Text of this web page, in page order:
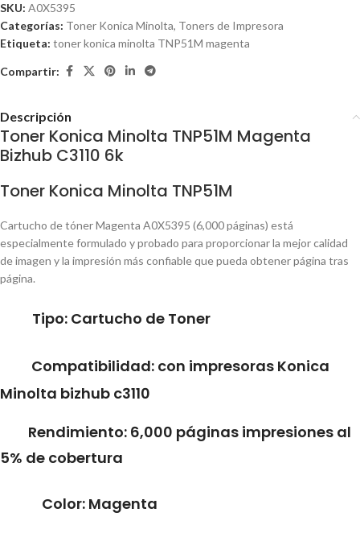
SKU: A0X5395
Categorías: Toner Konica Minolta, Toners de Impresora
Etiqueta: toner konica minolta TNP51M magenta
Compartir:
Descripción
Toner Konica Minolta TNP51M Magenta
Bizhub C3110 6k
Toner Konica Minolta TNP51M
Cartucho de tóner Magenta A0X5395 (6,000 páginas) está
especialmente formulado y probado para proporcionar la mejor calidad
de imagen y la impresión más confiable que pueda obtener página tras
página.
Tipo: Cartucho de Toner
Compatibilidad: con impresoras Konica
Minolta bizhub c3110
Rendimiento: 6,000 páginas impresiones al
5% de cobertura
Color: Magenta